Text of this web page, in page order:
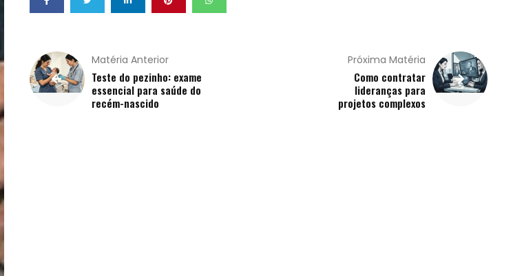
de
Matéria Anterior
Teste do pezinho: exame
essencial para saúde do
recém-nascido
Próxima Matéria
Como contratar
lideranças para
projetos complexos